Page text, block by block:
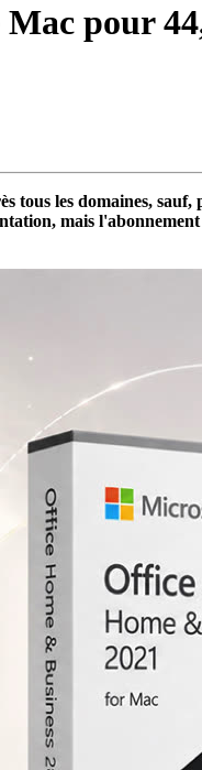
pour
tous les domaines,
mais